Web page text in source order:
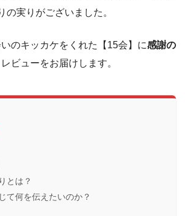
の実りがございました。
のキッカケをくれた【15会】に感謝の
レビューをお届けします。
とは？
て何を伝えたいのか？